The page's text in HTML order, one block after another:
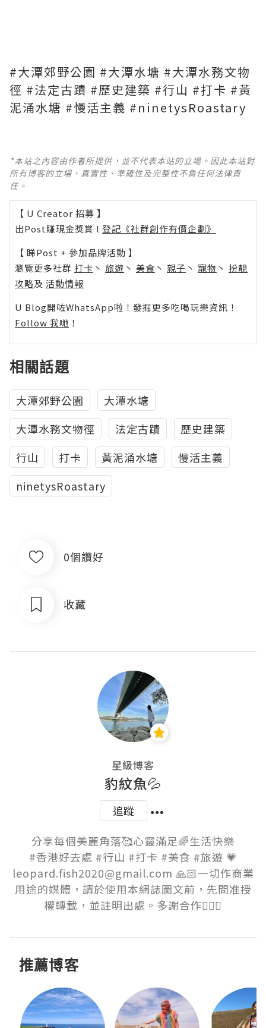
#大潭郊野公園 #大潭水塘 #大潭水務文物
徑 #法定古蹟 #歷史建築 #行山 #打卡 #黃
泥涌水塘 #慢活主義 #ninetysRoastary
*本站之內容由作者所提供，並不代表本站的立場。因此本站對
所有博客的立場、真實性、準確性及完整性不負任何法律責
任。
【 U Creator 招募 】
出Post賺現金獎賞 l 登記《社群創作有價企劃》
【 睇Post + 參加品牌活動 】
瀏覽更多社群 打卡 丶 旅遊 丶 美食 丶 親子 丶 寵物 丶 扮靚
攻略及 活動情報
U Blog開咗WhatsApp啦！發掘更多吃喝玩樂資訊！
Follow 我哋 ！
相關話題
大潭郊野公園
大潭水塘
大潭水務文物徑
法定古蹟
歷史建築
行山
打卡 黃泥涌水塘
慢活主義
ninetysRoastary
0個讚好
收藏
星級博客
豹紋魚💦
追蹤
分享每個美麗角落🥰心靈滿足🌈生活快樂
#香港好去處 #行山 #打卡 #美食 #旅遊 💗
leopard.fish2020@gmail.com 🙏🏻一切作商業
用途的媒體，請於使用本網誌圖文前，先問准授
權轉載，並註明出處。多謝合作🙇🏻‍♀️
推薦博客